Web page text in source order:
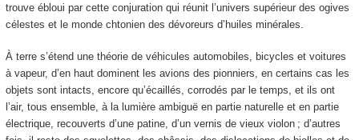
trouve ébloui par cette conjuration qui réunit l’univers supérieur des ogives
célestes et le monde chtonien des dévoreurs d’huiles minérales.
À terre s’étend une théorie de véhicules automobiles, bicycles et voitures
à vapeur, d’en haut dominent les avions des pionniers, en certains cas les
objets sont intacts, encore qu’écaillés, corrodés par le temps, et ils ont
l’air, tous ensemble, à la lumière ambiguë en partie naturelle et en partie
électrique, recouverts d’une patine, d’un vernis de vieux violon ; d’autres